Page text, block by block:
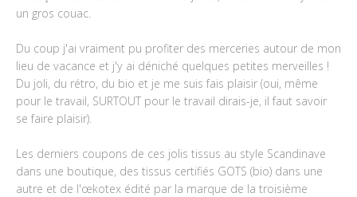
un gros couac.
Du coup j'ai vraiment pu profiter des merceries autour de mon
lieu de vacance et j'y ai déniché quelques petites merveilles !
Du joli, du rétro, du bio et je me suis fais plaisir (oui, même
pour le travail, SURTOUT pour le travail dirais-je, il faut savoir
se faire plaisir).
Les derniers coupons de ces jolis tissus au style Scandinave
dans une boutique, des tissus certifiés GOTS (bio) dans une
autre et de l'œkotex édité par la marque de la troisième